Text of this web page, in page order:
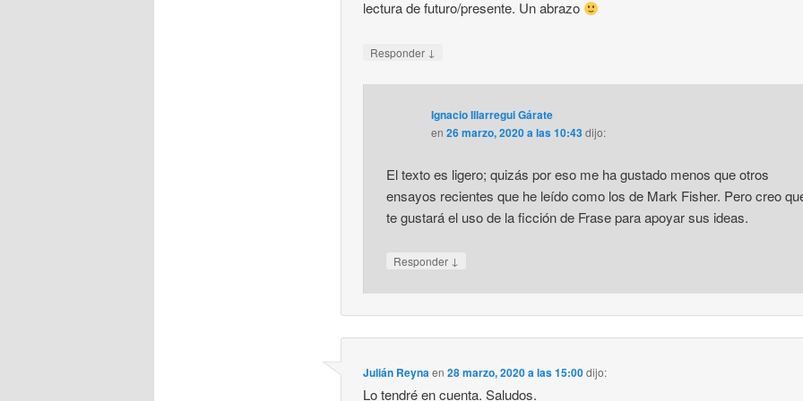
lectura de futuro/presente. Un abrazo
Responder ↓
Ignacio Illarregui Gárate
en 26 marzo, 2020 a las 10:43dijo:
El texto es ligero; quizás por eso me ha gustado menos que otros
ensayos recientes que he leído como los de Mark Fisher. Pero creo
te gustará el uso de la ficción de Frase para apoyar sus ideas.
Responder ↓
Julián Reynaen28 marzo, 2020 a las 15:00dijo:
Lo tendré en cuenta. Saludos.